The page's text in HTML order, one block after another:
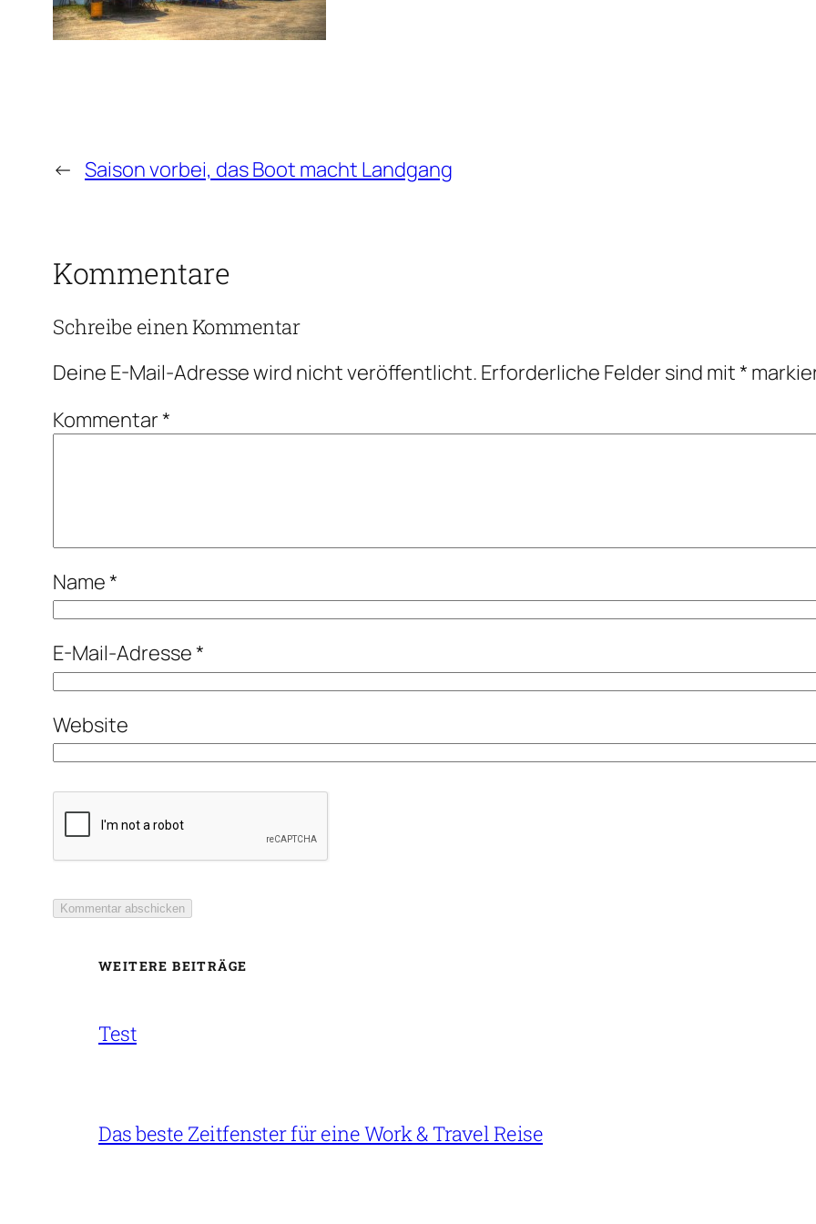
← Saison vorbei, das Boot macht Landgang
Kommentare
Schreibe einen Kommentar
Deine E-Mail-Adresse wird nicht veröffentlicht. Erforderliche Felder sind mit*
Kommentar*
Name*
E-Mail-Adresse*
Website
WEITERE BEITRÄGE
Test
Das beste Zeitfenster für eine Work & Travel Reise